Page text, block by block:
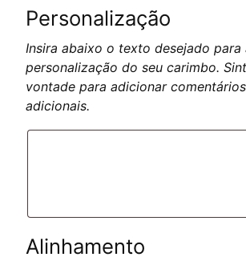
Personalização
Insira abaixo o texto desejado para
personalização do seu carimbo.
vontade para adicionar
adicionais.
Alinhamento